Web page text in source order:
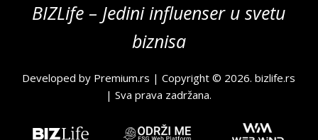
BIZLife – Jedini influenser u svetu
biznisa
Developed by Premium.rs | Copyright © 2026.bizlife.rs
| Sva prava zadržana.